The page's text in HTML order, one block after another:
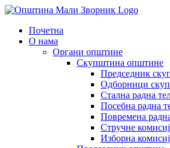
Skip
contentПочетна
О нама
Органи општине
Скупштина општине
Председник
Одборници
Стална радна
Посебна радна
Повремена
Стручне
Изборна